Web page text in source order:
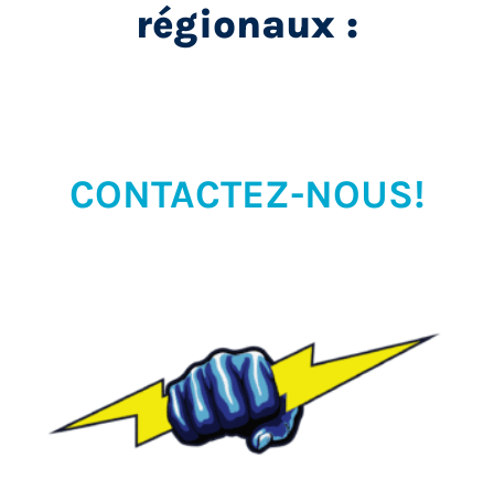
régionaux :
CONTACTEZ-NOUS!